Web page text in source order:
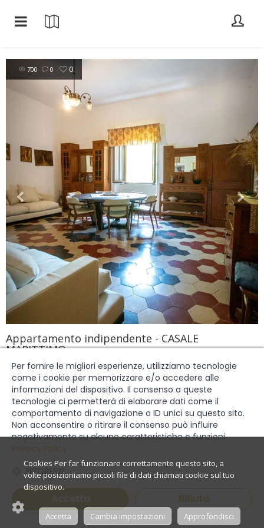
700 0 0
Appartamento indipendente - CASALE
MARITTIMO
Rif: A1680
Casale Marittimo, PI
330.000,00 €
VENDITA
APPARTAMENTO INDIPENDENTE
3 Camere 1 Bagni 110 Mq
Per fornire le migliori esperienze, utilizziamo tecnologie
come i cookie per memorizzare e/o accedere alle
informazioni del dispositivo. Il consenso a queste
tecnologie ci permetterà di elaborare dati come il
comportamento di navigazione o ID unici su questo sito.
Non acconsentire o ritirare il consenso può influire
negativamente su alcune caratteristiche e funzioni.
PREFERENZE